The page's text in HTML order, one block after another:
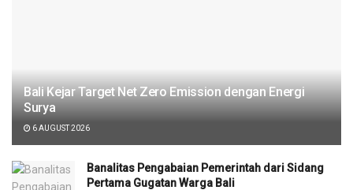
Bali Kejar Target Net Zero Emission dengan Energi
Surya
6 AUGUST 2026
Banalitas Pengabaian Pemerintah dari Sidang
Pertama Gugatan Warga Bali